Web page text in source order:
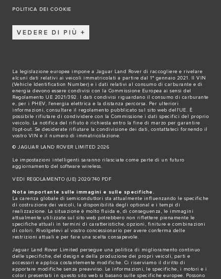
POLITICA DEI COOKIE
VEDERE DI PIÙ
La legislazione europea impone a Jaguar Land Rover di raccogliere e rivelare
alcuni dati relativi ai veicoli immatricolati a partire dal 1° gennaio 2021. Il VIN
(Vehicle Identification Number) e i dati relativi al consumo di carburante e di
energia devono essere condivisi con la Commissione Europea ai sensi del
Regolamento UE 2021/392. I dati condivisi riguardano il consumo di carburante
e, per i PHEV, l'energia elettrica e la distanza percorsa. Per ulteriori
informazioni, consultare il regolamento pubblicato sul sito web dell'UE. È
possibile rifiutare di condividere con la Commissione i dati specifici del proprio
veicolo. La notifica del rifiuto è richiesta entro la fine di marzo per garantire
l'opt-out. Se desiderate rifiutare la condivisione dei dati, contattateci fornendo il
vostro VIN e il numero di immatricolazione.
© JAGUAR LAND ROVER LIMITED 2026
Le impostazioni intelligenti saranno rilasciate come parte di un futuro
aggiornamento del software wireless.
VEDI REGOLAMENTO (UE) 2020/740 PDF
Nota importante sulle immagini e sulle specifiche.
La carenza globale di semiconduttori sta attualmente influenzando le specifiche
di costruzione dei veicoli, la disponibilità degli optional e i tempi di
realizzazione. La situazione è molto fluida e, di conseguenza, le immagini
attualmente utilizzate sul sito web potrebbero non riflettere pienamente le
specifiche attuali in termini di caratteristiche, opzioni, finiture e combinazioni
di colori. Rivolgetevi al vostro concessionario per avere conferma delle
restrizioni attuali e per fare una scelta consapevole.
Jaguar Land Rover Limited persegue una politica di miglioramento continuo
delle specifiche, del design e della produzione dei propri veicoli, parti e
accessori e applica costantemente modifiche. Ci riserviamo il diritto di
apportare modifiche senza preavviso. Le informazioni, le specifiche, i motori e i
colori presentati in questo sito web si basano sulle specifiche europee. Possono